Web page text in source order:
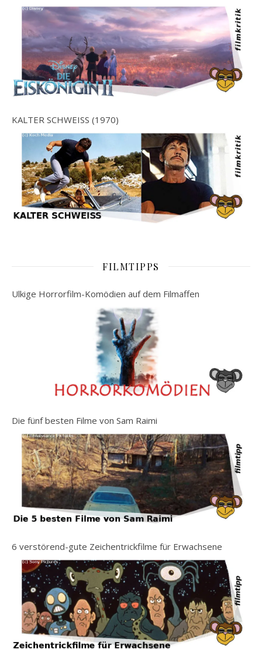
KALTER SCHWEISS (1970)
FILMTIPPS
Ulkige Horrorfilm-Komödien auf dem Filmaffen
Die fünf besten Filme von Sam Raimi
6 verstörend-gute Zeichentrickfilme für Erwachsene